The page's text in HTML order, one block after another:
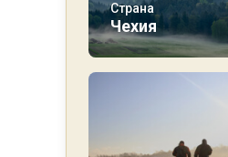
Страна
Чехия